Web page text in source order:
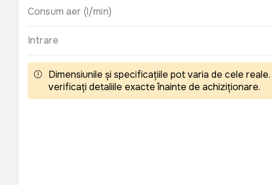
Consum aer (l/min)
Intrare
Dimensiunile și specificațiile pot varia de cele
verificați detaliile exacte înainte de achiziționare.